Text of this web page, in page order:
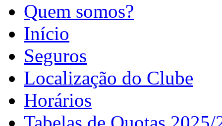
Quem somos?
Início
Seguros
Localização do Clube
Horários